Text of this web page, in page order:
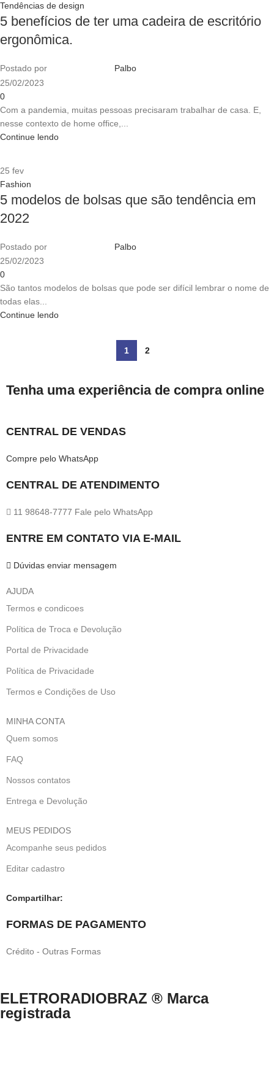
Tendências de design
5 benefícios de ter uma cadeira de escritório
ergonômica.
Postado por
Palbo
25/02/2023
0
Com a pandemia, muitas pessoas precisaram trabalhar de casa. E,
nesse contexto de home office,...
Continue lendo
25 fev
Fashion
5 modelos de bolsas que são tendência em
2022
Postado por
Palbo
25/02/2023
0
São tantos modelos de bolsas que pode ser difícil lembrar o nome de
todas elas...
Continue lendo
1 2
Tenha uma experiência de compra online
CENTRAL DE VENDAS
Compre pelo WhatsApp
CENTRAL DE ATENDIMENTO
11 98648-7777 Fale pelo WhatsApp
ENTRE EM CONTATO VIA E-MAIL
Dúvidas enviar mensagem
AJUDA
Termos e condicoes
Política de Troca e Devolução
Portal de Privacidade
Política de Privacidade
Termos e Condições de Uso
MINHA CONTA
Quem somos
FAQ
Nossos contatos
Entrega e Devolução
MEUS PEDIDOS
Acompanhe seus pedidos
Editar cadastro
Compartilhar:
FORMAS DE PAGAMENTO
Crédito - Outras Formas
ELETRORADIOBRAZ ® Marca
registrada